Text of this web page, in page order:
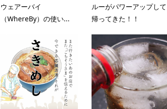
ウェアーバイ
（WhereBy）の使い...
ルーがパワーアップして
帰ってきた！！